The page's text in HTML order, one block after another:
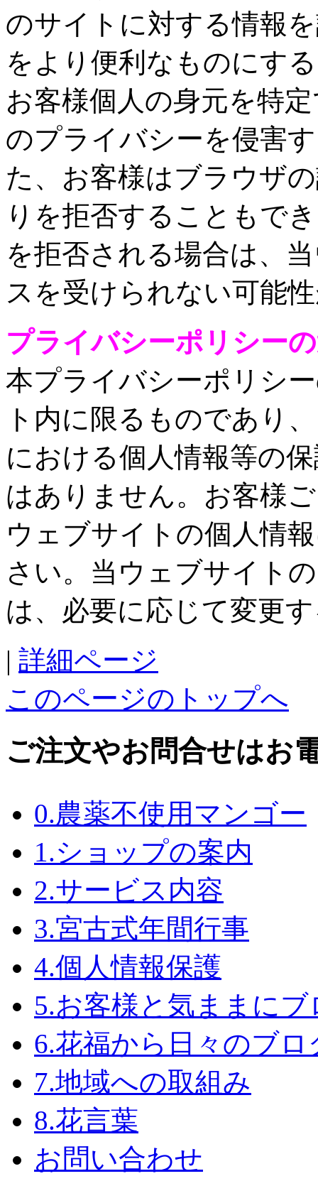
のサイトに対する情報
をより便利なものにす
お客様個人の身元を特
のプライバシーを侵害
た、お客様はブラウザ
りを拒否することもで
を拒否される場合は、
スを受けられない可能
プライバシーポリシー
本プライバシーポリシ
ト内に限るものであり
における個人情報等の
はありません。お客様
ウェブサイトの個人情
さい。当ウェブサイト
は、必要に応じて変更
| 詳細ページ
このページのトップへ
ご注文やお問合せはお
0.農薬不使用マンゴー
1.ショップの案内
2.サービス内容
3.宮古式年間行事
4.個人情報保護
5.お客様と気ままにブ
6.花福から日々のブロ
7.地域への取組み
8.花言葉
お問い合わせ